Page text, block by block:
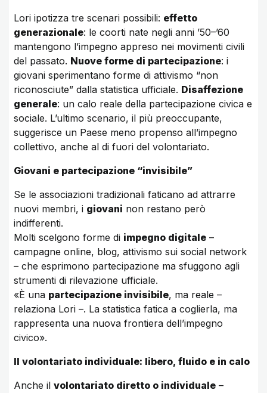
Lori ipotizza tre scenari possibili: effetto
generazionale: le coorti nate negli anni ’50–’60
mantengono l’impegno appreso nei movimenti civili
del passato. Nuove forme di partecipazione: i
giovani sperimentano forme di attivismo “non
riconosciute” dalla statistica ufficiale. Disaffezione
generale: un calo reale della partecipazione civica e
sociale. L’ultimo scenario, il più preoccupante,
suggerisce un Paese meno propenso all’impegno
collettivo, anche al di fuori del volontariato.
Giovani e partecipazione “invisibile”
Se le associazioni tradizionali faticano ad attrarre
nuovi membri, i giovani non restano però
indifferenti.
Molti scelgono forme di impegno digitale –
campagne online, blog, attivismo sui social network
– che esprimono partecipazione ma sfuggono agli
strumenti di rilevazione ufficiale.
«È una partecipazione invisibile, ma reale –
relaziona Lori –. La statistica fatica a coglierla, ma
rappresenta una nuova frontiera dell’impegno
civico».
Il volontariato individuale: libero, fluido e in calo
Anche il volontariato diretto o individuale –